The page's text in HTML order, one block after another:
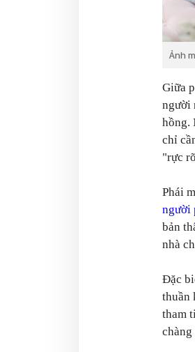
Ảnh
Giữa
người
hồng.
chỉ
"rực
Phái
người
bản
nhà
Đặc
thuần
tham
chàng